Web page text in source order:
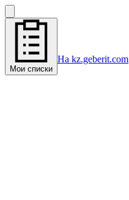
Мои списки
На kz.geberit.com